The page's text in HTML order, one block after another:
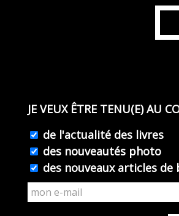
JE VEUX ÊTRE TENU(E) AU
de l'actualité des livres
des nouveautés photo
des nouveaux articles de